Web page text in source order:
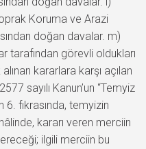
Koruma ve Arazi
doğan davalar. m)
tarafından görevli oldukları
kararlara karşı açılan
sayılı Kanun’un “Temyiz
6. fıkrasında, temyizin
kararı veren merciin
ilgili merciin bu